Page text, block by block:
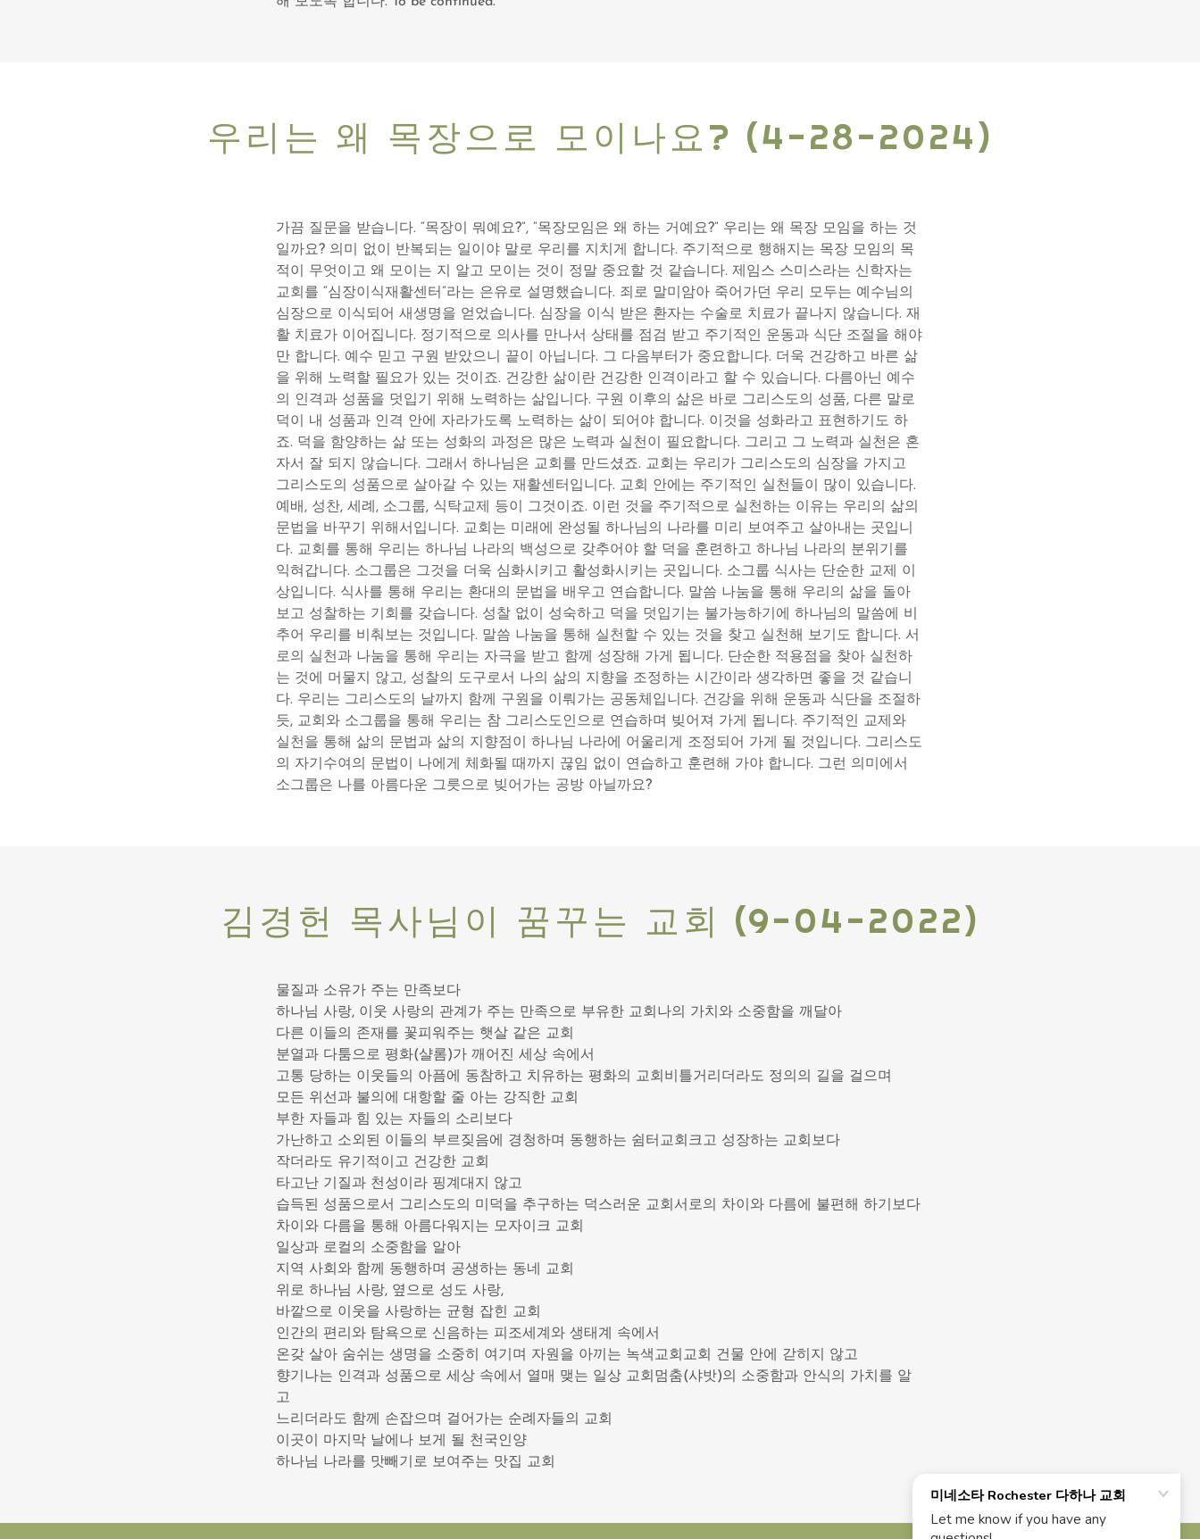
우리는 왜 목장으로 모이나요? (4-28-2024)
가끔 질문을 받습니다. “목장이 뭐예요?”, “목장모임은 왜 하는 거예요?” 우리는 왜 목장 모임을 하는 것
일까요? 의미 없이 반복되는 일이야 말로 우리를 지치게 합니다. 주기적으로 행해지는 목장 모임의 목
적이 무엇이고 왜 모이는 지 알고 모이는 것이 정말 중요할 것 같습니다. 제임스 스미스라는 신학자는
교회를 “심장이식재활센터”라는 은유로 설명했습니다. 죄로 말미암아 죽어가던 우리 모두는 예수님의
심장으로 이식되어 새생명을 얻었습니다. 심장을 이식 받은 환자는 수술로 치료가 끝나지 않습니다. 재
활 치료가 이어집니다. 정기적으로 의사를 만나서 상태를 점검 받고 주기적인 운동과 식단 조절을 해야
만 합니다. 예수 믿고 구원 받았으니 끝이 아닙니다. 그 다음부터가 중요합니다. 더욱 건강하고 바른 삶
을 위해 노력할 필요가 있는 것이죠. 건강한 삶이란 건강한 인격이라고 할 수 있습니다. 다름아닌 예수
의 인격과 성품을 덧입기 위해 노력하는 삶입니다. 구원 이후의 삶은 바로 그리스도의 성품, 다른 말로
덕이 내 성품과 인격 안에 자라가도록 노력하는 삶이 되어야 합니다. 이것을 성화라고 표현하기도 하
죠. 덕을 함양하는 삶 또는 성화의 과정은 많은 노력과 실천이 필요합니다. 그리고 그 노력과 실천은 혼
자서 잘 되지 않습니다. 그래서 하나님은 교회를 만드셨죠. 교회는 우리가 그리스도의 심장을 가지고
그리스도의 성품으로 살아갈 수 있는 재활센터입니다. 교회 안에는 주기적인 실천들이 많이 있습니다.
예배, 성찬, 세례, 소그룹, 식탁교제 등이 그것이죠. 이런 것을 주기적으로 실천하는 이유는 우리의 삶의
문법을 바꾸기 위해서입니다. 교회는 미래에 완성될 하나님의 나라를 미리 보여주고 살아내는 곳입니
다. 교회를 통해 우리는 하나님 나라의 백성으로 갖추어야 할 덕을 훈련하고 하나님 나라의 분위기를
익혀갑니다. 소그룹은 그것을 더욱 심화시키고 활성화시키는 곳입니다. 소그룹 식사는 단순한 교제 이
상입니다. 식사를 통해 우리는 환대의 문법을 배우고 연습합니다. 말씀 나눔을 통해 우리의 삶을 돌아
보고 성찰하는 기회를 갖습니다. 성찰 없이 성숙하고 덕을 덧입기는 불가능하기에 하나님의 말씀에 비
추어 우리를 비춰보는 것입니다. 말씀 나눔을 통해 실천할 수 있는 것을 찾고 실천해 보기도 합니다. 서
로의 실천과 나눔을 통해 우리는 자극을 받고 함께 성장해 가게 됩니다. 단순한 적용점을 찾아 실천하
는 것에 머물지 않고, 성찰의 도구로서 나의 삶의 지향을 조정하는 시간이라 생각하면 좋을 것 같습니
다. 우리는 그리스도의 날까지 함께 구원을 이뤄가는 공동체입니다. 건강을 위해 운동과 식단을 조절하
듯, 교회와 소그룹을 통해 우리는 참 그리스도인으로 연습하며 빚어져 가게 됩니다. 주기적인 교제와
실천을 통해 삶의 문법과 삶의 지향점이 하나님 나라에 어울리게 조정되어 가게 될 것입니다. 그리스도
의 자기수여의 문법이 나에게 체화될 때까지 끊임 없이 연습하고 훈련해 가야 합니다. 그런 의미에서
소그룹은 나를 아름다운 그릇으로 빚어가는 공방 아닐까요?
김경헌 목사님이 꿈꾸는 교회 (9-04-2022)
물질과 소유가 주는 만족보다
하나님 사랑, 이웃 사랑의 관계가 주는 만족으로 부유한 교회나의 가치와 소중함을 깨달아
다른 이들의 존재를 꽃피워주는 햇살 같은 교회
분열과 다툼으로 평화(샬롬)가 깨어진 세상 속에서
고통 당하는 이웃들의 아픔에 동참하고 치유하는 평화의 교회비틀거리더라도 정의의 길을 걸으며
모든 위선과 불의에 대항할 줄 아는 강직한 교회
부한 자들과 힘 있는 자들의 소리보다
가난하고 소외된 이들의 부르짖음에 경청하며 동행하는 쉼터교회크고 성장하는 교회보다
작더라도 유기적이고 건강한 교회
타고난 기질과 천성이라 핑계대지 않고
습득된 성품으로서 그리스도의 미덕을 추구하는 덕스러운 교회서로의 차이와 다름에 불편해 하기보다
차이와 다름을 통해 아름다워지는 모자이크 교회
일상과 로컬의 소중함을 알아
지역 사회와 함께 동행하며 공생하는 동네 교회
위로 하나님 사랑, 옆으로 성도 사랑,
바깥으로 이웃을 사랑하는 균형 잡힌 교회
인간의 편리와 탐욕으로 신음하는 피조세계와 생태계 속에서
온갖 살아 숨쉬는 생명을 소중히 여기며 자원을 아끼는 녹색교회교회 건물 안에 갇히지 않고
향기나는 인격과 성품으로 세상 속에서 열매 맺는 일상 교회멈춤(샤밧)의 소중함과 안식의 가치를 알
고
느리더라도 함께 손잡으며 걸어가는 순례자들의 교회
이곳이 마지막 날에나 보게 될 천국인양
하나님 나라를 맛빼기로 보여주는 맛집 교회